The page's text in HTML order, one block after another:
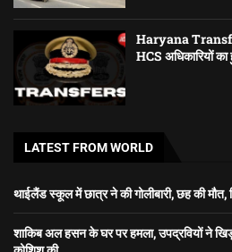
Haryana
HCS अधिकारियों
LATEST FROM WORLD
थाईलैंड स्कूल में छात्र ने की गोलीबारी, छह की
शाकिब अल हसन के घर पर हमला, उपद्रवियों ने